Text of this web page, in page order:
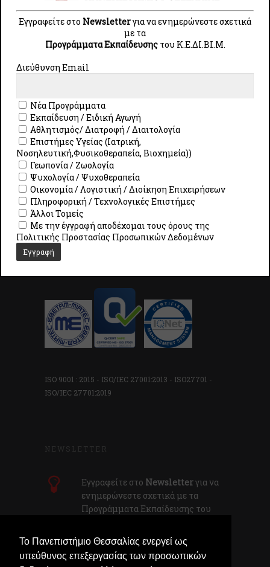
FIND AS
Ιάσονος 62, 3ος όροφος,
Τ.Κ: 38334
e-mail: learning@uth.gr
Πληροφορίες: +30 24210-06366, 6367, 6364
& 2410-684752 (εσωτ.2752
Ακύρωση Συμμετοχής-Επιστροφή Διδάκτρων
Πολιτική Ποιότητας
Πολιτική Cookies
ISO 9001 : 2015 - ISO/IEC 27001:2013 - ISO27701 -
ISO/IEC 27701:2019
NEWSLETTER
Εγγραφείτε στο Newsletterγια να
ενημερώνεστε σχετικά με τα
Προγράμματα Εκπαίδευσης του
Εγγραφείτε στο Newsletterγια να ενημερώνεστε σχετικά
με τα
Προγράμματα Εκπαίδευσηςτου Κ.E.ΔI.ΒI.Μ.
Διεύθυνση Email
Νέα Προγράμματα
Εκπαίδευση / Ειδική Αγωγή
Αθλητισμός/ Διατροφή / Διαιτολογία
Επιστήμες Υγείας (Ιατρική,
Νοσηλευτική,Φυσικοθεραπεία, Βιοχημεία))
Γεωπονία / Ζωολογία
Ψυχολογία / Ψυχοθεραπεία
Οικονομία / Λογιστική / Διοίκηση Επιχειρήσεων
Πληροφορική / Τεχνολογικές Επιστήμες
Άλλοι Τομείς
Με την έγγραφή αποδέχομαι τους όρους της
Πολιτικής Προστασίας Προσωπικών Δεδομένων
Το Πανεπιστήμιο Θεσσαλίας ενεργεί ως
υπεύθυνος επεξεργασίας των προσωπικών